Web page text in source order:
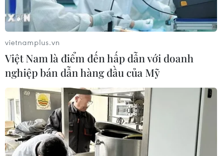
#Kênh thoát nước
#Bệnh về hô hấp
vietnamplus.vn
Việt Nam là điểm đến hấp dẫn với doanh
nghiệp bán dẫn hàng đầu của Mỹ